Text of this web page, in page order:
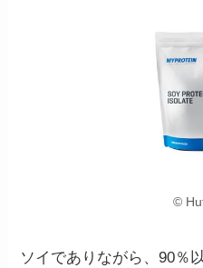
©
ソイでありながら、90％